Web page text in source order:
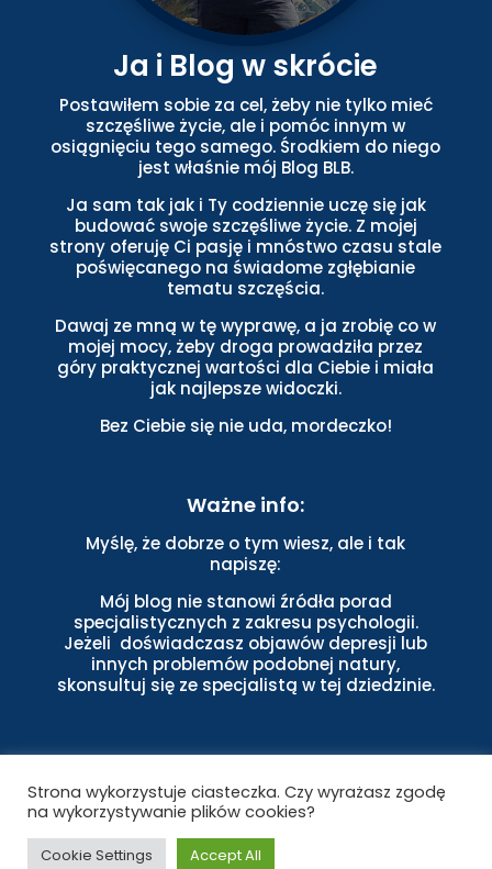
Ja i Blog w skrócie
Postawiłem sobie za cel, żeby nie tylko mieć
szczęśliwe życie, ale i pomóc innym w
osiągnięciu tego samego. Środkiem do niego
jest właśnie mój Blog BLB.
Ja sam tak jak i Ty codziennie uczę się jak
budować swoje szczęśliwe życie. Z mojej
strony oferuję Ci pasję i mnóstwo czasu stale
poświęcanego na świadome zgłębianie
tematu szczęścia.
Dawaj ze mną w tę wyprawę, a ja zrobię co w
mojej mocy, żeby droga prowadziła przez
góry praktycznej wartości dla Ciebie i miała
jak najlepsze widoczki.
Bez Ciebie się nie uda, mordeczko!
Ważne info:
Myślę, że dobrze o tym wiesz, ale i tak
napiszę:
Mój blog nie stanowi źródła porad
specjalistycznych z zakresu psychologii.
Jeżeli doświadczasz objawów depresji lub
innych problemów podobnej natury,
skonsultuj się ze specjalistą w tej dziedzinie.
Copyright © 2022 Brilliant Life Builder. Wszystkie prawa
Strona wykorzystuje ciasteczka. Czy wyrażasz zgodę
na wykorzystywanie plików cookies?
Cookie Settings Accept All